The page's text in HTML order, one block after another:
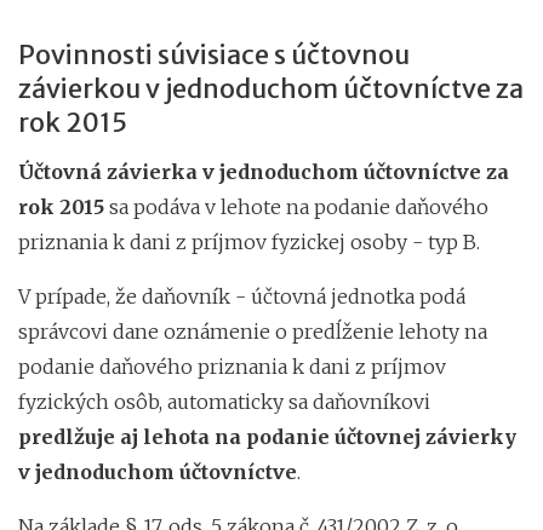
Povinnosti súvisiace s účtovnou
závierkou v jednoduchom účtovníctve za
rok 2015
Účtovná závierka v jednoduchom účtovníctve za
rok 2015 sa podáva v lehote na podanie daňového
priznania k dani z príjmov fyzickej osoby - typ B.
V prípade, že daňovník - účtovná jednotka podá
správcovi dane oznámenie o predĺženie lehoty na
podanie daňového priznania k dani z príjmov
fyzických osôb, automaticky sa daňovníkovi
predlžuje aj lehota na podanie účtovnej závierky
v jednoduchom účtovníctve.